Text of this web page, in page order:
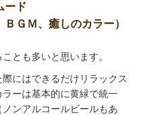
ード
ＢＧＭ、癒しのカラー）
とも多いと思います。
にはできるだけリラックス
ラーは基本的に黄緑で統一
ンアルコールビールもあ